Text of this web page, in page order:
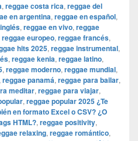
, reggae costa rica, reggae del
en argentina, reggae en español,
, reggae en vivo, reggae
reggae europeo, reggae francés,
hits 2025, reggae instrumental,
, reggae kenia, reggae latino,
, reggae moderno, reggae mundial,
reggae panamá, reggae para bailar,
meditar, reggae para viajar,
, reggae popular 2025 ¿Te
en formato Excel o CSV? ¿O
HTML?, reggae positivity,
relaxing, reggae romántico,